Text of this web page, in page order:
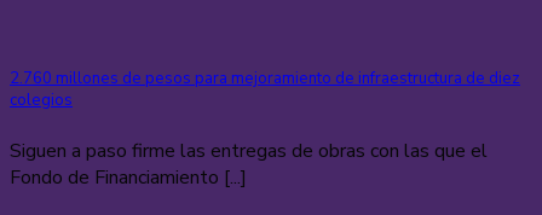
2.760 millones de pesos para mejoramiento de infraestructura de diez
colegios
Siguen a paso firme las entregas de obras con las que el
Fondo de Financiamiento [...]